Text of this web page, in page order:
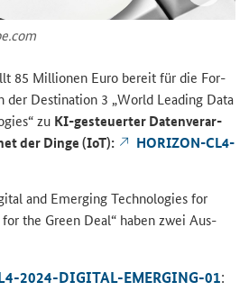
85 Mil­lio­nen Euro be­reit für die For­
der Destination 3 „World Leading Data
“ zu KI-​gesteuerter Da­ten­ver­ar­
der Dinge (IoT):
HORIZON-​CL4-
and Emerging Technologies for
the Green Deal“ haben zwei Aus­
2024-DIGITAL-EMERGING-01: